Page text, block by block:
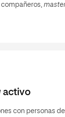
compañeros,
activo
con personas